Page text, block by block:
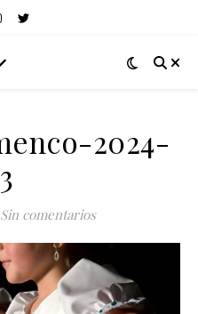
2024-
Sin comentarios